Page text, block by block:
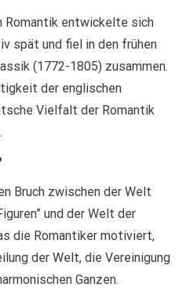
Romantik entwickelte sich
spät und fiel in den frühen
(1772-1805) zusammen.
der englischen
Vielfalt der Romantik
Bruch zwischen der Welt
und der Welt der
die Romantiker motiviert,
der Welt, die Vereinigung
Ganzen.